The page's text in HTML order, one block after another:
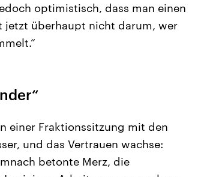
optimistisch, dass man einen
jetzt überhaupt nicht darum, wer
einer Fraktionssitzung mit den
und das Vertrauen wachse:
betonte Merz, die